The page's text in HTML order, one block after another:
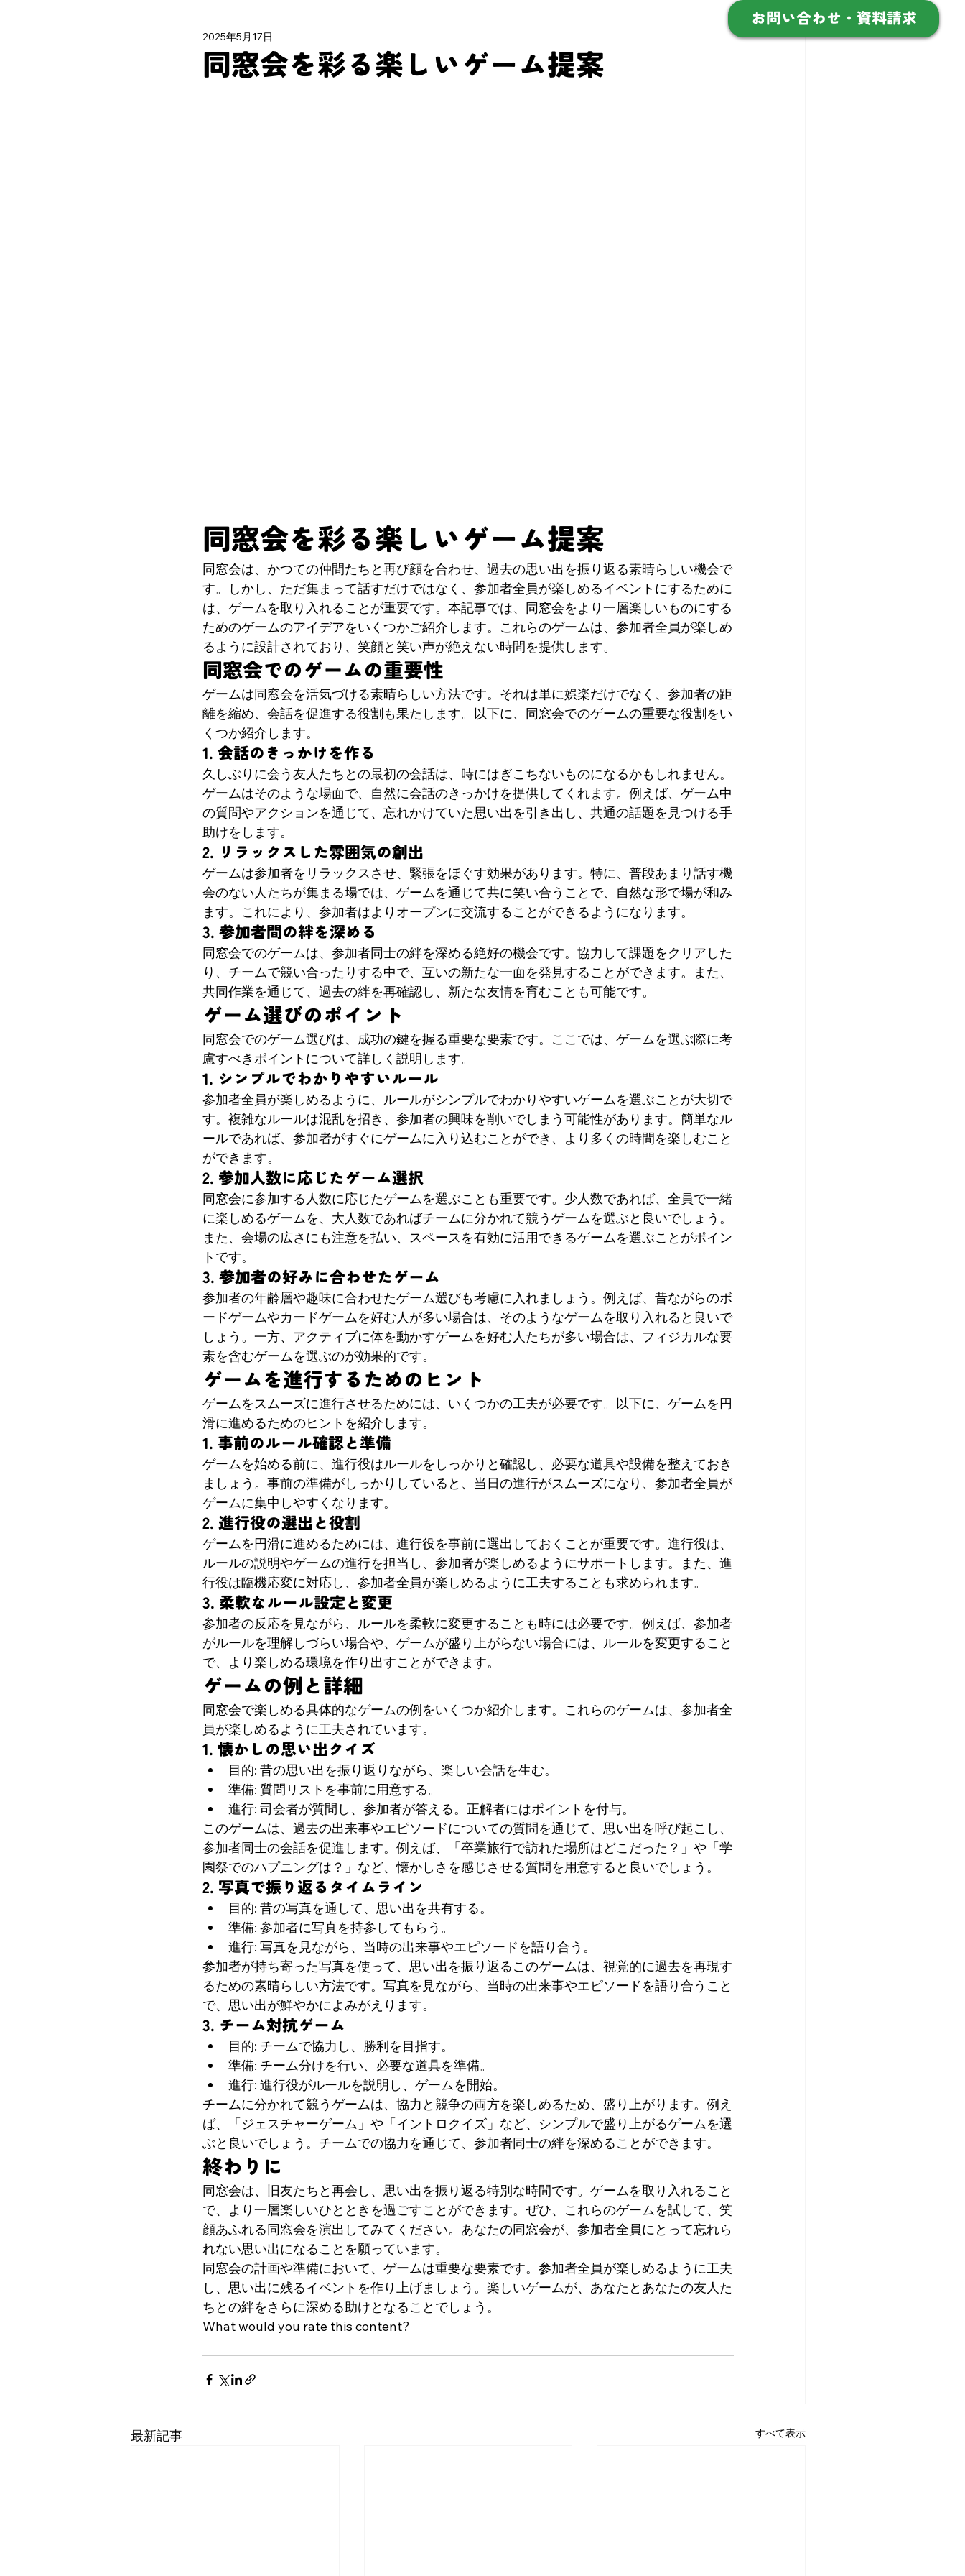
お問い合わせ・資料請求
同窓会を彩る楽しいゲーム提案
2025年5月17日
同窓会を彩る楽しいゲーム提案
同窓会は、かつての仲間たちと再び顔を合わせ、過去の思い出を振り返る素晴らしい機会で
す。しかし、ただ集まって話すだけではなく、参加者全員が楽しめるイベントにするために
は、ゲームを取り入れることが重要です。本記事では、同窓会をより一層楽しいものにする
ためのゲームのアイデアをいくつかご紹介します。これらのゲームは、参加者全員が楽しめ
るように設計されており、笑顔と笑い声が絶えない時間を提供します。
同窓会でのゲームの重要性
ゲームは同窓会を活気づける素晴らしい方法です。それは単に娯楽だけでなく、参加者の距
離を縮め、会話を促進する役割も果たします。以下に、同窓会でのゲームの重要な役割をい
くつか紹介します。
1. 会話のきっかけを作る
久しぶりに会う友人たちとの最初の会話は、時にはぎこちないものになるかもしれません。
ゲームはそのような場面で、自然に会話のきっかけを提供してくれます。例えば、ゲーム中
の質問やアクションを通じて、忘れかけていた思い出を引き出し、共通の話題を見つける手
助けをします。
2. リラックスした雰囲気の創出
ゲームは参加者をリラックスさせ、緊張をほぐす効果があります。特に、普段あまり話す機
会のない人たちが集まる場では、ゲームを通じて共に笑い合うことで、自然な形で場が和み
ます。これにより、参加者はよりオープンに交流することができるようになります。
3. 参加者間の絆を深める
同窓会でのゲームは、参加者同士の絆を深める絶好の機会です。協力して課題をクリアした
り、チームで競い合ったりする中で、互いの新たな一面を発見することができます。また、
共同作業を通じて、過去の絆を再確認し、新たな友情を育むことも可能です。
ゲーム選びのポイント
同窓会でのゲーム選びは、成功の鍵を握る重要な要素です。ここでは、ゲームを選ぶ際に考
慮すべきポイントについて詳しく説明します。
1. シンプルでわかりやすいルール
参加者全員が楽しめるように、ルールがシンプルでわかりやすいゲームを選ぶことが大切で
す。複雑なルールは混乱を招き、参加者の興味を削いでしまう可能性があります。簡単なル
ールであれば、参加者がすぐにゲームに入り込むことができ、より多くの時間を楽しむこと
ができます。
2. 参加人数に応じたゲーム選択
同窓会に参加する人数に応じたゲームを選ぶことも重要です。少人数であれば、全員で一緒
に楽しめるゲームを、大人数であればチームに分かれて競うゲームを選ぶと良いでしょう。
また、会場の広さにも注意を払い、スペースを有効に活用できるゲームを選ぶことがポイン
トです。
3. 参加者の好みに合わせたゲーム
参加者の年齢層や趣味に合わせたゲーム選びも考慮に入れましょう。例えば、昔ながらのボ
ードゲームやカードゲームを好む人が多い場合は、そのようなゲームを取り入れると良いで
しょう。一方、アクティブに体を動かすゲームを好む人たちが多い場合は、フィジカルな要
素を含むゲームを選ぶのが効果的です。
ゲームを進行するためのヒント
ゲームをスムーズに進行させるためには、いくつかの工夫が必要です。以下に、ゲームを円
滑に進めるためのヒントを紹介します。
1. 事前のルール確認と準備
ゲームを始める前に、進行役はルールをしっかりと確認し、必要な道具や設備を整えておき
ましょう。事前の準備がしっかりしていると、当日の進行がスムーズになり、参加者全員が
ゲームに集中しやすくなります。
2. 進行役の選出と役割
ゲームを円滑に進めるためには、進行役を事前に選出しておくことが重要です。進行役は、
ルールの説明やゲームの進行を担当し、参加者が楽しめるようにサポートします。また、進
行役は臨機応変に対応し、参加者全員が楽しめるように工夫することも求められます。
3. 柔軟なルール設定と変更
参加者の反応を見ながら、ルールを柔軟に変更することも時には必要です。例えば、参加者
がルールを理解しづらい場合や、ゲームが盛り上がらない場合には、ルールを変更すること
で、より楽しめる環境を作り出すことができます。
ゲームの例と詳細
同窓会で楽しめる具体的なゲームの例をいくつか紹介します。これらのゲームは、参加者全
員が楽しめるように工夫されています。
1. 懐かしの思い出クイズ
目的: 昔の思い出を振り返りながら、楽しい会話を生む。
準備: 質問リストを事前に用意する。
進行: 司会者が質問し、参加者が答える。正解者にはポイントを付与。
このゲームは、過去の出来事やエピソードについての質問を通じて、思い出を呼び起こし、
参加者同士の会話を促進します。例えば、「卒業旅行で訪れた場所はどこだった？」や「学
園祭でのハプニングは？」など、懐かしさを感じさせる質問を用意すると良いでしょう。
2. 写真で振り返るタイムライン
目的: 昔の写真を通して、思い出を共有する。
準備: 参加者に写真を持参してもらう。
進行: 写真を見ながら、当時の出来事やエピソードを語り合う。
参加者が持ち寄った写真を使って、思い出を振り返るこのゲームは、視覚的に過去を再現す
るための素晴らしい方法です。写真を見ながら、当時の出来事やエピソードを語り合うこと
で、思い出が鮮やかによみがえります。
3. チーム対抗ゲーム
目的: チームで協力し、勝利を目指す。
準備: チーム分けを行い、必要な道具を準備。
進行: 進行役がルールを説明し、ゲームを開始。
チームに分かれて競うゲームは、協力と競争の両方を楽しめるため、盛り上がります。例え
ば、「ジェスチャーゲーム」や「イントロクイズ」など、シンプルで盛り上がるゲームを選
ぶと良いでしょう。チームでの協力を通じて、参加者同士の絆を深めることができます。
終わりに
同窓会は、旧友たちと再会し、思い出を振り返る特別な時間です。ゲームを取り入れること
で、より一層楽しいひとときを過ごすことができます。ぜひ、これらのゲームを試して、笑
顔あふれる同窓会を演出してみてください。あなたの同窓会が、参加者全員にとって忘れら
れない思い出になることを願っています。
同窓会の計画や準備において、ゲームは重要な要素です。参加者全員が楽しめるように工夫
し、思い出に残るイベントを作り上げましょう。楽しいゲームが、あなたとあなたの友人た
ちとの絆をさらに深める助けとなることでしょう。
What would you rate this content?
最新記事 すべて表示